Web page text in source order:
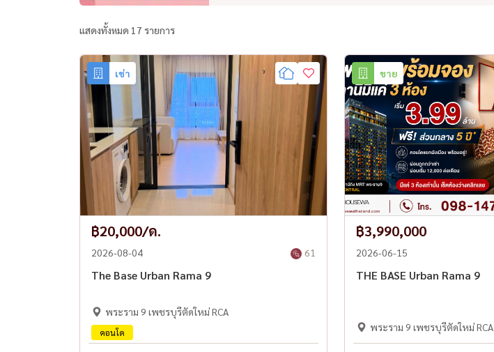
แสดงทั้งหมด 17 รายการ
เช่า
฿20,000/ด.
2026-08-04 61
The Base Urban Rama 9
พระราม 9 เพชรบุรีตัดใหม่ RCA
คอนโด
ขาย
฿3,990,000
2026-06-15
THE BASE Urban Rama 9
พระราม 9 เพชรบุรีตัดใหม่ RCA